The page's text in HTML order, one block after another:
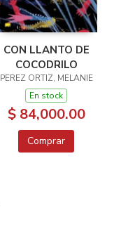
CON LLANTO DE
COCODRILO
PEREZ ORTIZ, MELANIE
En stock
$ 84,000.00
Comprar